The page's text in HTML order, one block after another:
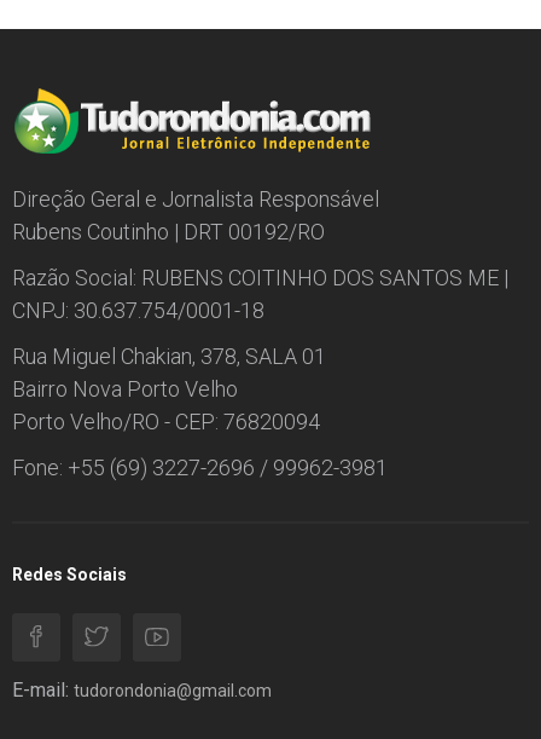
Direção Geral e Jornalista Responsável
Rubens Coutinho | DRT 00192/RO
Razão Social: RUBENS COITINHO DOS SANTOS ME |
CNPJ: 30.637.754/0001-18
Rua Miguel Chakian, 378, SALA 01
Bairro Nova Porto Velho
Porto Velho/RO - CEP: 76820094
Fone: +55 (69) 3227-2696 / 99962-3981
Redes Sociais
E-mail: tudorondonia@gmail.com